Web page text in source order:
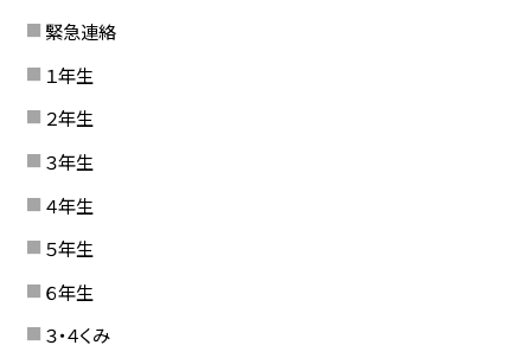
緊急連絡
１年生
２年生
３年生
４年生
５年生
６年生
３・４くみ